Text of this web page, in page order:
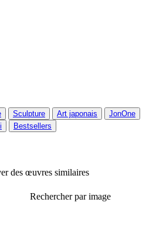
Sculpture Art japonais
JonOne
Bestsellers
des œuvres similaires
Rechercher par image